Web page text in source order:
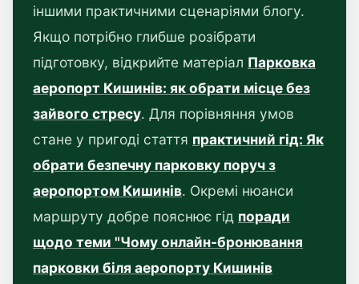
іншими практичними сценаріями блогу.
Якщо потрібно глибше розібрати
підготовку, відкрийте матеріал Парковка
аеропорт Кишинів: як обрати місце без
зайвого стресу. Для порівняння умов
стане у пригоді стаття практичний гід: Як
обрати безпечну парковку поруч з
аеропортом Кишинів. Окремі нюанси
маршруту добре пояснює гід поради
щодо теми "Чому онлайн-бронювання
парковки біля аеропорту Кишинів